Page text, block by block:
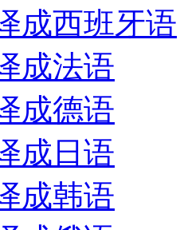
成西班牙语
成法语
成德语
成日语
成韩语